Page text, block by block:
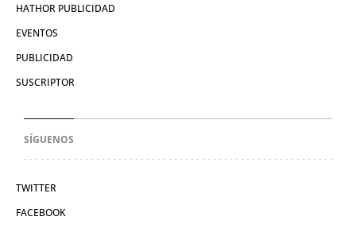
HATHOR PUBLICIDAD
EVENTOS
PUBLICIDAD
SUSCRIPTOR
SÍGUENOS
TWITTER
FACEBOOK